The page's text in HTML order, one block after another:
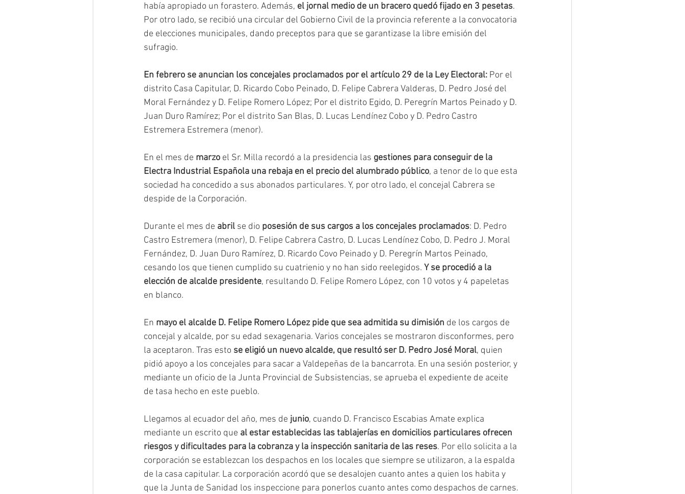
había apropiado un forastero. Además, el jornal medio de un bracero quedó fijado en 3 pesetas.
Por otro lado, se recibió una circular del Gobierno Civil de la provincia referente a la convocatoria
de elecciones municipales, dando preceptos para que se garantizase la libre emisión del
sufragio.
En febrero se anuncian los concejales proclamados por el artículo 29 de la Ley Electoral: Por el
distrito Casa Capitular, D. Ricardo Cobo Peinado, D. Felipe Cabrera Valderas, D. Pedro José del
Moral Fernández y D. Felipe Romero López; Por el distrito Egido, D. Peregrín Martos Peinado y D.
Juan Duro Ramírez; Por el distrito San Blas, D. Lucas Lendínez Cobo y D. Pedro Castro
Estremera Estremera (menor).
En el mes de marzo el Sr. Milla recordó a la presidencia las gestiones para conseguir de la
Electra Industrial Española una rebaja en el precio del alumbrado público, a tenor de lo que esta
sociedad ha concedido a sus abonados particulares. Y, por otro lado, el concejal Cabrera se
despide de la Corporación.
Durante el mes de abril se dio posesión de sus cargos a los concejales proclamados: D. Pedro
Castro Estremera (menor), D. Felipe Cabrera Castro, D. Lucas Lendínez Cobo, D. Pedro J. Moral
Fernández, D. Juan Duro Ramírez, D. Ricardo Covo Peinado y D. Peregrín Martos Peinado,
cesando los que tienen cumplido su cuatrienio y no han sido reelegidos. Y se procedió a la
elección de alcalde presidente, resultando D. Felipe Romero López, con 10 votos y 4 papeletas
en blanco.
En mayo el alcalde D. Felipe Romero López pide que sea admitida su dimisión de los cargos de
concejal y alcalde, por su edad sexagenaria. Varios concejales se mostraron disconformes, pero
la aceptaron. Tras esto se eligió un nuevo alcalde, que resultó ser D. Pedro José Moral, quien
pidió apoyo a los concejales para sacar a Valdepeñas de la bancarrota. En una sesión posterior, y
mediante un oficio de la Junta Provincial de Subsistencias, se aprueba el expediente de aceite
de tasa hecho en este pueblo.
Llegamos al ecuador del año, mes de junio, cuando D. Francisco Escabias Amate explica
mediante un escrito que al estar establecidas las tablajerías en domicilios particulares ofrecen
riesgos y dificultades para la cobranza y la inspección sanitaria de las reses. Por ello solicita a la
corporación se establezcan los despachos en los locales que siempre se utilizaron, a la espalda
de la casa capitular. La corporación acordó que se desalojen cuanto antes a quien los habita y
que la Junta de Sanidad los inspeccione para ponerlos cuanto antes como despachos de carnes.